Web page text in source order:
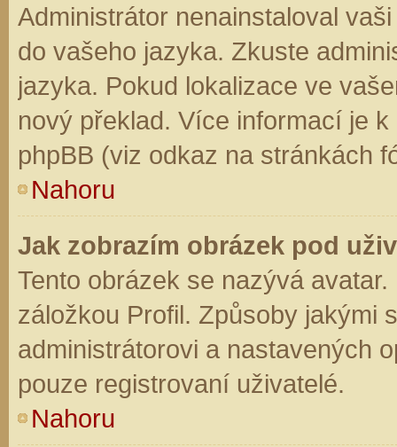
Administrátor nenainstaloval
do vašeho jazyka. Zkuste
jazyka. Pokud lokalizace ve
nový překlad. Více informací je
phpBB (viz odkaz na stránkách
Nahoru
Jak zobrazím obrázek pod
Tento obrázek se nazývá
záložkou Profil. Způsoby jakými
administrátorovi a nastavených
pouze registrovaní uživatelé.
Nahoru